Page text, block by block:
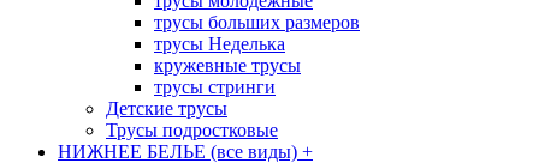
трусы больших размеров
трусы Неделька
кружевные трусы
трусы стринги
Детские трусы
Трусы подростковые
НИЖНЕЕ БЕЛЬЕ (все виды) +